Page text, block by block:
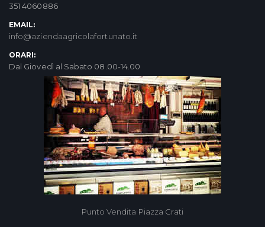
351 4060886
EMAIL:
info@aziendaagricolafortunato.it
ORARI:
Dal Giovedì al Sabato 08.00-14.00
Punto Vendita Piazza Crati